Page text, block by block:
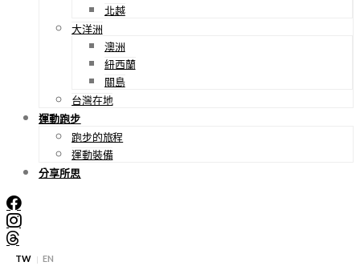
北越
大洋洲
澳洲
紐西蘭
關島
台灣在地
運動跑步
跑步的旅程
運動裝備
分享所思
TW | EN